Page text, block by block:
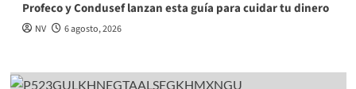
Profeco y Condusef lanzan esta guía para cuidar tu dinero
NV 6 agosto, 2026